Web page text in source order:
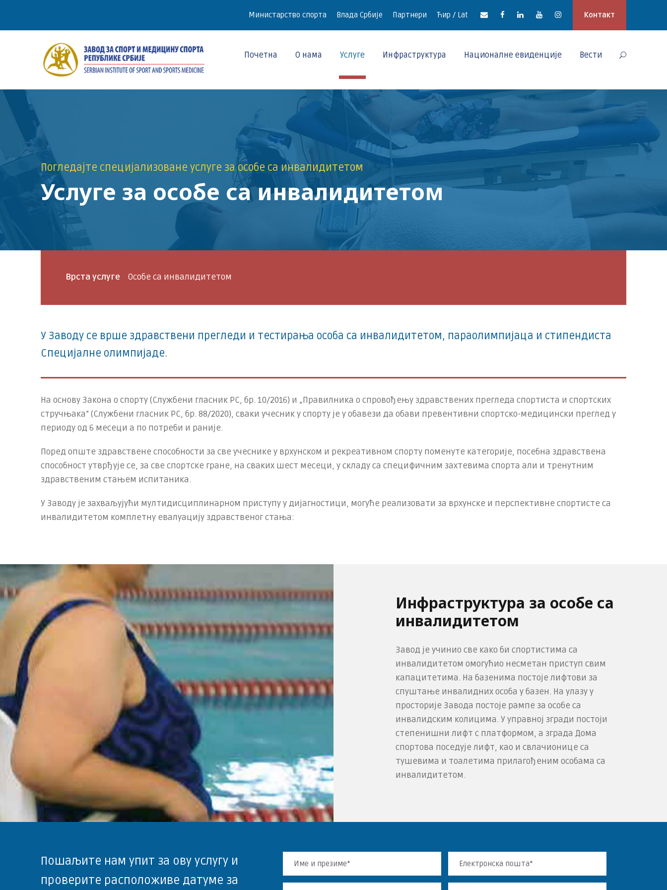
Министарство спорта Влада Србије Партнери Ћир / Lat Контакт
Почетна О нама Услуге Инфраструктура Националне евиденције Вести
Погледајте специјализоване услуге за особе са инвалидитетом
Услуге за особе са инвалидитетом
Врста услуге Особе са инвалидитетом
У Заводу се врше здрaвствeни прeглeди и тестирања особа са инвалидитетом, парaoлимпиjацa и стипeндиста
Спeциjaлнe олимпиjaдe.
На основу Закона о спорту (Службени гласник РС, бр. 10/2016) и „Правилника о спровођењу здравствених прегледа спортиста и спортских
стручњака” (Службени гласник РС, бр. 88/2020), сваки учесник у спорту је у обавези да обави превентивни спортско-медицински преглед у
периоду од 6 месеци а по потреби и раније.
Поред опште здравствене способности за све учеснике у врхунском и рекреативном спорту поменуте категорије, посебна здравствена
способност утврђује се, за све спортске гране, на сваких шест месеци, у складу са специфичним захтевима спорта али и тренутним
здравственим стањем испитаника.
У Заводу је захваљујући мултидисциплинарном приступу у дијагностици, могуће реализовати за врхунске и перспективне спортисте са
инвалидитетом комплетну евалуацију здравственог стања:
Инфраструктура за особе са
инвалидитетом
Завод је учинио све како би спортистима са
инвалидитетом омогућио несметан приступ свим
капацитетима. На базенима постоје лифтови за
спуштање инвалидних осо­ба у базен. На улазу у
просторије Завода постоје рампе за особе са
инвалидским колицима. У управној згради постоји
степе­нишни лифт с платформом, а зграда Дома
спортова поседује лифт, као и свлачионице са
тушевима и тоалетима прилагође­ним особама са
инвалидитетом.
Пошаљите нам упит за ову услугу и
проверите расположиве датуме за